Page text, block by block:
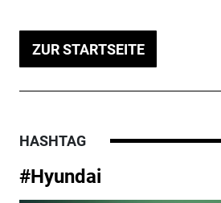
ZUR STARTSEITE
HASHTAG
#Hyundai